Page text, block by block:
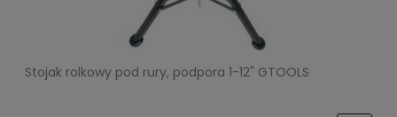
Stojak rolkowy pod rury, podpora 1-12" GTOOLS